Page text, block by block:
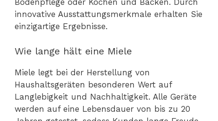
Bodenpflege oder Kochen und Backen. Durch
innovative Ausstattungsmerkmale erhalten Sie
einzigartige Ergebnisse.
Wie lange hält eine Miele
Miele legt bei der Herstellung von
Haushaltsgeräten besonderen Wert auf
Langlebigkeit und Nachhaltigkeit. Alle Geräte
werden auf eine Lebensdauer von bis zu 20